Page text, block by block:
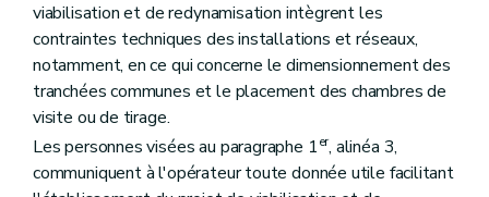
viabilisation et de redynamisation intègrent les
contraintes techniques des installations et réseaux,
notamment, en ce qui concerne le dimensionnement des
tranchées communes et le placement des chambres de
visite ou de tirage.
Les personnes visées au paragraphe 1er, alinéa 3,
communiquent à l'opérateur toute donnée utile facilitant